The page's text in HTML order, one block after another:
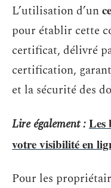
L’utilisation d’un
pour établir cette
certificat, délivré
certification,
et la sécurité des
Lire également :Les
votre visibilité en
Pour les